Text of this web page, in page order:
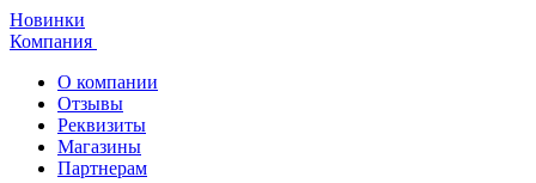
Новинки
Компания
О компании
Отзывы
Реквизиты
Магазины
Партнерам